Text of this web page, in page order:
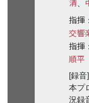
清
指揮 ：
交響
指揮 ：
順平
[録
本プ
況録